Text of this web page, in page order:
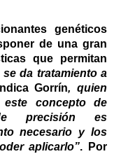
genéticos
de una gran
que permitan
se da tratamiento a
Gorrín, quien
concepto de
precisión es
necesario y los
aplicarlo”. Por